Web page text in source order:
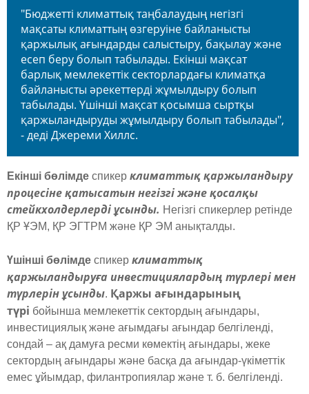
"Бюджетті климаттық таңбалаудың негізгі
мақсаты климаттың өзгеруіне байланысты
қаржылық ағындарды салыстыру, бақылау және
есеп беру болып табылады. Екінші мақсат
барлық мемлекеттік секторлардағы климатқа
байланысты әрекеттерді жұмылдыру болып
табылады. Үшінші мақсат қосымша сыртқы
қаржыландыруды жұмылдыру болып табылады",
- деді Джереми Хиллс.
Екінші бөлімде спикер климаттық қаржыландыру
процесіне қатысатын негізгі және қосалқы
стейкхолдерлерді ұсынды. Негізгі спикерлер ретінде
ҚР ҰЭМ, ҚР ЭГТРМ және ҚР ЭМ анықталды.
Үшінші бөлімде спикер климаттық
қаржыландыруға инвестициялардың түрлері мен
түрлерін ұсынды. Қаржы ағындарының
түрі бойынша мемлекеттік сектордың ағындары,
инвестициялық және ағымдағы ағындар белгіленді,
сондай – ақ дамуға ресми көмектің ағындары, жеке
сектордың ағындары және басқа да ағындар-үкіметтік
емес ұйымдар, филантропиялар және т. б. белгіленді.